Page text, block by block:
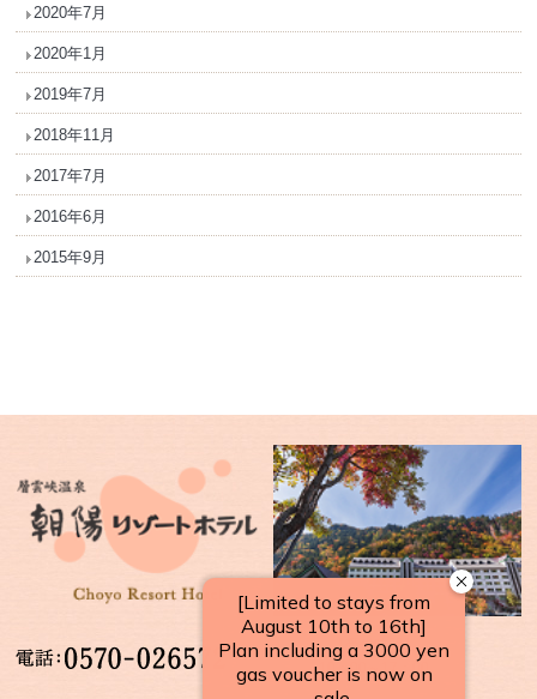
2020年7月
2020年1月
2019年7月
2018年11月
2017年7月
2016年6月
2015年9月
【受付時間】
10：00～17：00